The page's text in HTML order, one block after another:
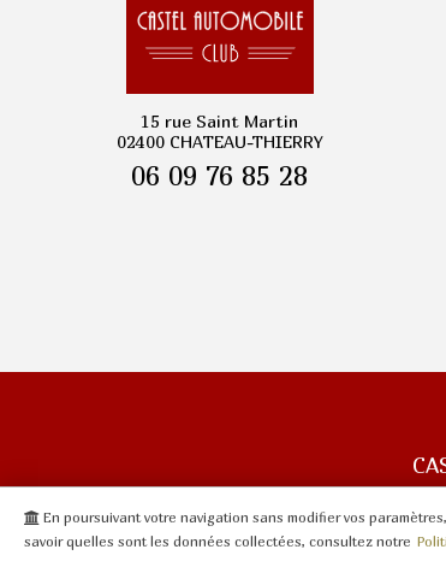
15 rue Saint Martin
02400 CHATEAU-THIERRY
06 09 76 85 28
En poursuivant votre navigation sans modifier vos
savoir quelles sont les données collectées, consultez notre